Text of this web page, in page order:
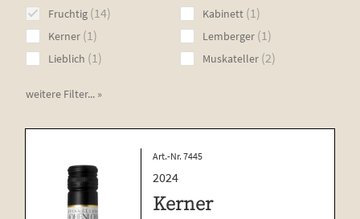
product
Fruchtig 1414
Kabinett 11
product
Kerner 11
product
Lemberger 11
product
Lieblich 11
Muskateller 22
weitere Filter... »
Art.-Nr. 7445
2024
Kerner